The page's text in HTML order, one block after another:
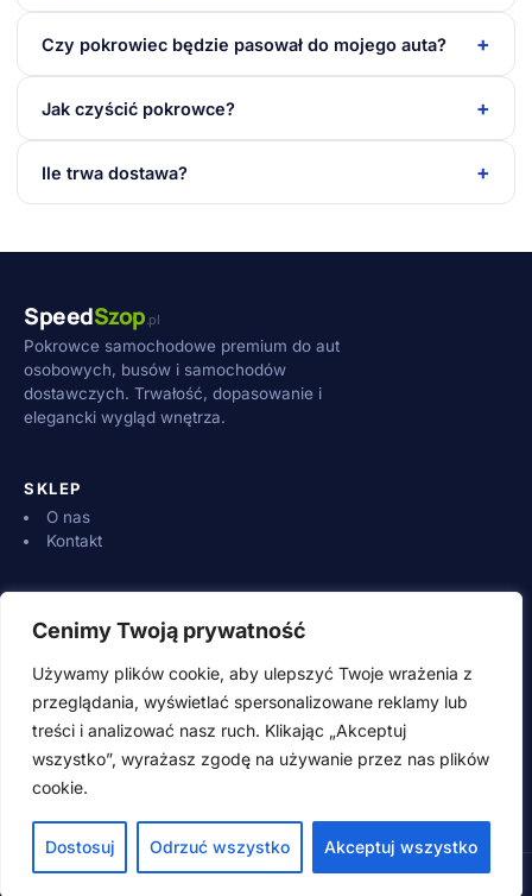
Cenimy Twoją prywatność
Używamy plików cookie, aby ulepszyć Twoje wrażenia z
przeglądania, wyświetlać spersonalizowane reklamy lub
treści i analizować nasz ruch. Klikając „Akceptuj
wszystko”, wyrażasz zgodę na używanie przez nas plików
cookie.
Dostosuj Odrzuć wszystko Akceptuj wszystko
Czy pokrowiec będzie pasował do mojego auta? +
Jak czyścić pokrowce? +
Ile trwa dostawa? +
SpeedSzop.pl
Pokrowce samochodowe premium do aut
osobowych, busów i samochodów
dostawczych. Trwałość, dopasowanie i
elegancki wygląd wnętrza.
SKLEP
O nas
Kontakt
Dostawa i płatności
Zwroty i reklamacje
Regulamin
KONTAKT
500 600 700 (pn–pt 8:00–16:00)